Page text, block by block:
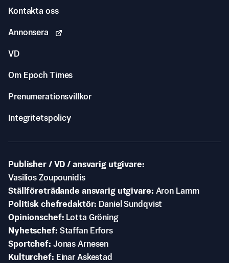
Kontakta oss
Annonsera
VD
Om Epoch Times
Prenumerationsvillkor
Integritetspolicy
Publisher / VD / ansvarig utgivare
Vasilios Zoupounidis
Ställföreträdande ansvarig utgivare Aron Lamm
Politisk chefredaktör
Daniel Sundqvist
Opinionschef
Lotta Gröning
Nyhetschef Staffan Erfors
Sportchef Jonas Arnesen
Kulturchef
Einar Askestad